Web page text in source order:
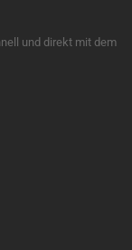
und direkt mit dem